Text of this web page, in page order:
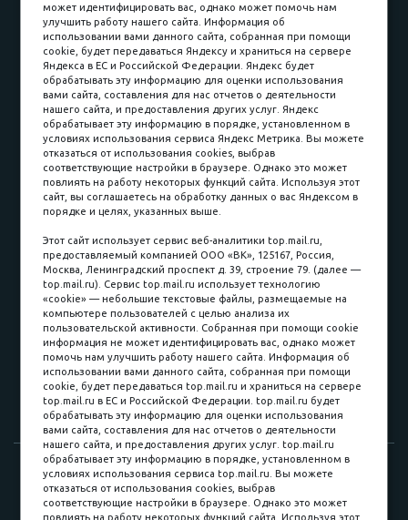
Наши работы
Оплата
Доставка и сборка
Гарантии
Карьера в компании
Контакты
Принимаем к оплате
Наличные
пл. Соляная, 6, стр. 16
8 (3822) 60-70-30
8 (3822) 50-39-09
8 (3822) 22-77-68
8 (3822) 50-48-50
8 (3822) 65-42-10
© 2015-2026. Компания «Мебельный куб».
ИП Саворенко Валерий Александрович. Россия, г. Томск, пл.
Соляная, 6 стр. 16, Цокольный этаж
может идентифицировать вас, однако может помочь нам
улучшить работу нашего сайта. Информация об
использовании вами данного сайта, собранная при помощи
cookie, будет передаваться Яндексу и храниться на сервере
Яндекса в ЕС и Российской Федерации. Яндекс будет
обрабатывать эту информацию для оценки использования
вами сайта, составления для нас отчетов о деятельности
нашего сайта, и предоставления других услуг. Яндекс
обрабатывает эту информацию в порядке, установленном в
условиях использования сервиса Яндекс Метрика. Вы можете
отказаться от использования cookies, выбрав
соответствующие настройки в браузере. Однако это может
повлиять на работу некоторых функций сайта. Используя этот
сайт, вы соглашаетесь на обработку данных о вас Яндексом в
порядке и целях, указанных выше.
Этот сайт использует сервис веб-аналитики top.mail.ru,
предоставляемый компанией ООО «ВК», 125167, Россия,
Москва, Ленинградский проспект д. 39, строение 79. (далее —
top.mail.ru). Сервис top.mail.ru использует технологию
«cookie» — небольшие текстовые файлы, размещаемые на
компьютере пользователей с целью анализа их
пользовательской активности. Собранная при помощи cookie
информация не может идентифицировать вас, однако может
помочь нам улучшить работу нашего сайта. Информация об
использовании вами данного сайта, собранная при помощи
cookie, будет передаваться top.mail.ru и храниться на сервере
top.mail.ru в ЕС и Российской Федерации. top.mail.ru будет
обрабатывать эту информацию для оценки использования
вами сайта, составления для нас отчетов о деятельности
нашего сайта, и предоставления других услуг. top.mail.ru
обрабатывает эту информацию в порядке, установленном в
условиях использования сервиса top.mail.ru. Вы можете
отказаться от использования cookies, выбрав
соответствующие настройки в браузере. Однако это может
повлиять на работу некоторых функций сайта. Используя этот